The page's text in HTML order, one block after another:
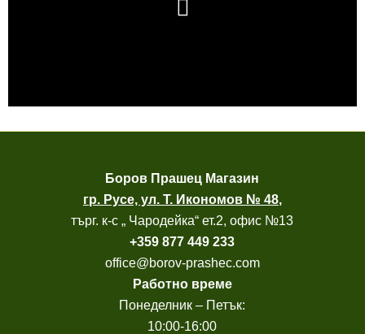
Боров Прашец Магазин
гр. Русе, ул. Т. Икономов № 48,
търг. к-с „ Чародейка“ ет.2, офис №13
+359 877 449 233
office@borov-prashec.com
Работно време
Понеделник – Петък:
10:00-16:00